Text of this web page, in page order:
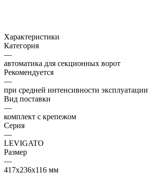
Характеристики
Категория
—
автоматика для секционных ворот
Рекомендуется
—
при средней интенсивности эксплуатации
Вид поставки
—
комплект с крепежом
Серия
—
LEVIGATO
Размер
—
417х236х116 мм